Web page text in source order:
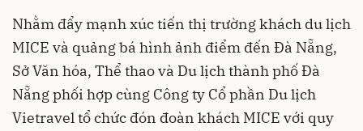
Nhằm đẩy mạnh xúc tiến thị trường khách du lịch
MICE và quảng bá hình ảnh điểm đến Đà Nẵng,
Sở Văn hóa, Thể thao và Du lịch thành phố Đà
Nẵng phối hợp cùng Công ty Cổ phần Du lịch
Vietravel tổ chức đón đoàn khách MICE với quy